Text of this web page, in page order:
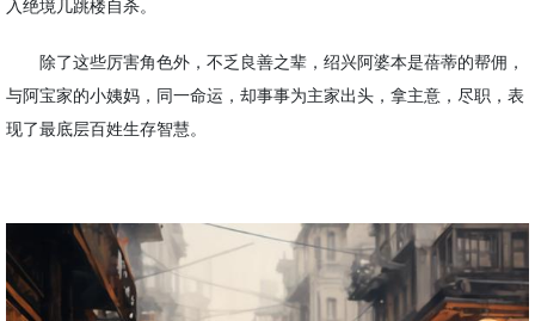
入绝境几跳楼自杀。
除了这些厉害角色外，不乏良善之辈，绍兴阿婆本是蓓蒂的帮佣，
与阿宝家的小姨妈，同一命运，却事事为主家出头，拿主意，尽职，表
现了最底层百姓生存智慧。